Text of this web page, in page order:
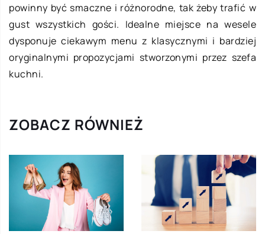
powinny być smaczne i różnorodne, tak żeby trafić w
gust wszystkich gości. Idealne miejsce na wesele
dysponuje ciekawym menu z klasycznymi i bardziej
oryginalnymi propozycjami stworzonymi przez szefa
kuchni.
ZOBACZ RÓWNIEŻ